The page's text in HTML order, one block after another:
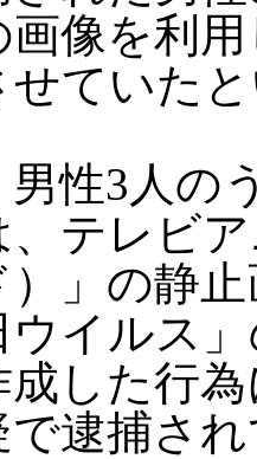
画像を利
せていた
性3人の
、テレビ
）」の静
ウイルス
成した行
で逮捕さ